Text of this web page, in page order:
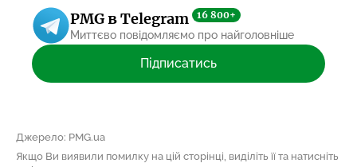
PMG в Telegram 16 800+
Миттєво повідомляємо про найголовніше
Підписатись
Джерело: PMG.ua
Якщо Ви виявили помилку на цій сторінці, виділіть її та натисніть